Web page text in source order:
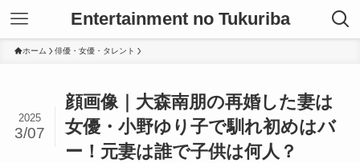
Entertainment no Tukuriba
ホーム 俳優・女優・タレント
顔画像｜大森南朋の再婚した妻は
女優・小野ゆり子で馴れ初めはバ
ー！元妻は誰で子供は何人？
2025
3/07